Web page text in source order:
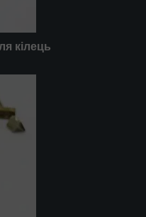
кілець